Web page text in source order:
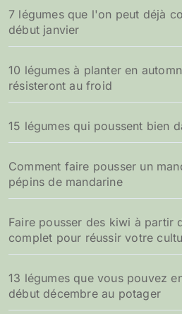
7 légumes que l'on peut déjà
début janvier
10 légumes à planter en
résisteront au froid
15 légumes qui poussent bien
Comment faire pousser un
pépins de mandarine
Faire pousser des kiwi à partir
complet pour réussir votre
13 légumes que vous pouvez
début décembre au potager